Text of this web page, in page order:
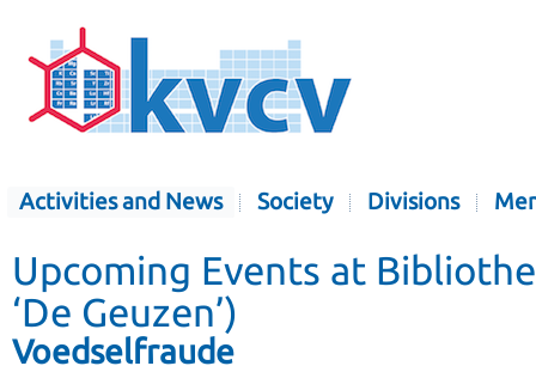
Activities and News Society Divisions
Upcoming Events at
‘De Geuzen’)
Voedselfraude